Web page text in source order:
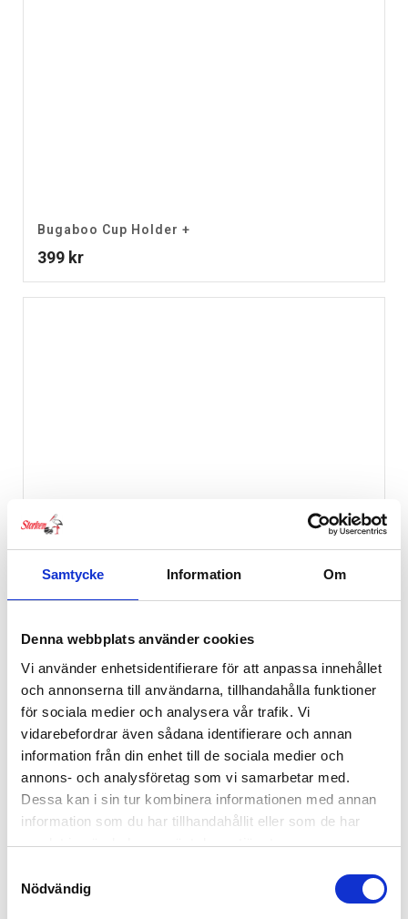
Samtycke Information Om
Denna webbplats använder cookies
Vi använder enhetsidentifierare för att anpassa innehållet
och annonserna till användarna, tillhandahålla funktioner
för sociala medier och analysera vår trafik. Vi
vidarebefordrar även sådana identifierare och annan
information från din enhet till de sociala medier och
annons- och analysföretag som vi samarbetar med.
Dessa kan i sin tur kombinera informationen med annan
information som du har tillhandahållit eller som de har
samlat in när du har använt deras tjänster.
Nödvändig
Bugaboo Cup Holder +
399 kr
Cybex Priam Ståbräda
1,349kr